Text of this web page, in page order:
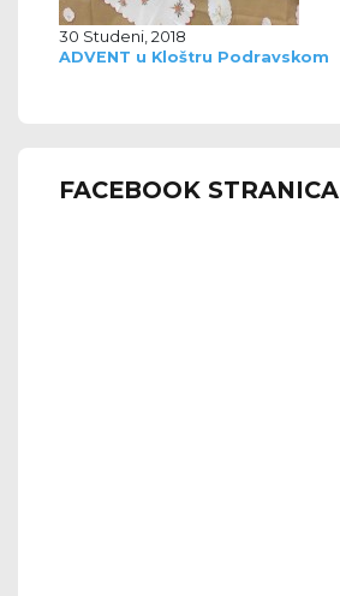
30 Studeni, 2018
ADVENT u Kloštru Podravskom
FACEBOOK STRANICA